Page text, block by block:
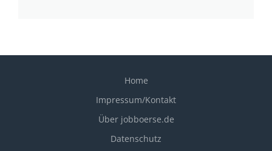
Home
Impressum/Kontakt
Über jobboerse.de
Datenschutz